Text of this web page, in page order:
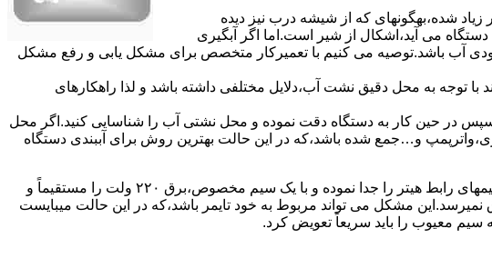
زﯾﺎد ﺷﺪه،بهگونهای ﮐﻪ از ﺷﯿﺸﻪ درب ﻧﯿﺰ دﯾﺪه
می آید،اشکال از شیر است.اما اگر آبگیری
آب باشد.توصیه می کنیم با تعمیرکار متخصص برای مشکل یابی و رفع مشکل
توجه به محل دقیق نشت آب،دلایل مختلفی داشته باشد و لذا راهکارهای
در حین کار به دستگاه دقت نموده و ﻣﺤﻞ نشتی آب را ﺷﻨﺎﺳﺎﯾﯽ کنید.اﮔﺮ ﻣﺤﻞ
و…جمع شده ﺑﺎﺷﺪ،ﮐﻪ در این حالت بهترین روش برای آببندی دستگاه
مشکل ۷:ﻫﯿﺘﺮ لباسشویی آب را ﮔﺮم نمیکند.نحوه رﻓﻊ:ﻫﻤﺎﻧﻨﺪ ﮔﺬﺷﺘﻪ بهمنظور اﻓﺰاﯾﺶ ﺳﺮﻋﺖ ﻋﻤﻞ در مشکلیابی،بهتر است سیمهای راﺑﻂ ﻫﯿﺘﺮ را ﺟﺪا ﻧﻤﻮده و ﺑﺎ ﯾﮏ ﺳﯿﻢ ﻣﺨﺼﻮص،برق ۲۲۰ ولت را مستقیماً و
نمیرسد.اﯾﻦ ﻣﺸﮑﻞ می تواند مربوط به ﺧﻮد ﺗﺎﯾﻤﺮ باشد،ﮐﻪ در این حالت میبایست
ﻣﻌﯿﻮب را ﺑﺎﯾﺪ سریعاً ﺗﻌﻮﯾﺾ کرد.